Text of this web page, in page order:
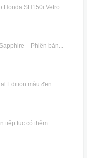
Honda SH150i Vetro...
– Phiên bản...
Edition màu đen...
tiếp tục có thêm...